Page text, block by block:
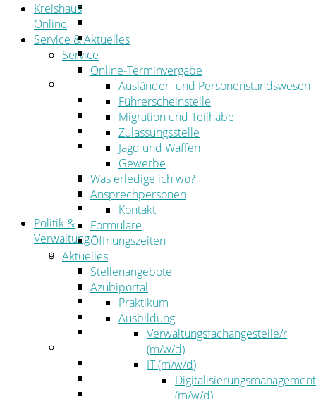
Ansprechpersonen
Formulare
Öffnungszeiten
Aktuelles
Stellenangebote
Azubiportal
Pressemitteilungen
Bekanntmachungen & öffentliche
Zustellungen
Kehrbezirksausschreibungen
Amtsblatt
Öffentliche Ausschreibungen
Politik &
Verwaltung
Politik
Kreistag
Kreistagsinformationssystem
Bürgerinformationssystem
Wahlen
Der Landrat
Kreishaus
Online
Service & Aktuelles
Service
Online-Terminvergabe
Ausländer- und Personenstandswesen
Führerscheinstelle
Migration und Teilhabe
Zulassungsstelle
Jagd und Waffen
Gewerbe
Was erledige ich wo?
Ansprechpersonen
Kontakt
Formulare
Öffnungszeiten
Aktuelles
Stellenangebote
Azubiportal
Praktikum
Ausbildung
Verwaltungsfachangestelle/r
(m/w/d)
IT (m/w/d)
Digitalisierungsmanagement
(m/w/d)